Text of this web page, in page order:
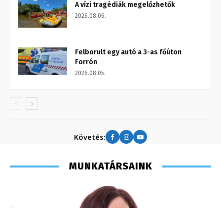
A vízi tragédiák megelőzhetők
2026.08.06.
Felborult egy autó a 3-as főúton
Forrón
2026.08.05.
Követés:
MUNKATÁRSAINK